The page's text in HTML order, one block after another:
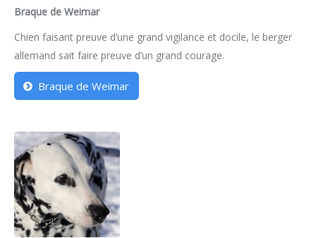
Braque de Weimar
Chien faisant preuve d’une grand vigilance et docile, le berger
allemand sait faire preuve d’un grand courage.
Braque de Weimar